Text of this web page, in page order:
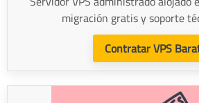
migración gratis y soporte
Contratar VPS